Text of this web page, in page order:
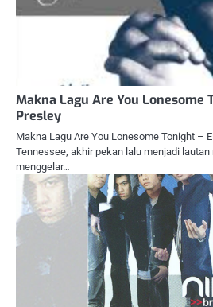
Makna Lagu Are You Lonesome
Presley
Makna Lagu Are You Lonesome Tonight –
Tennessee, akhir pekan lalu menjadi
menggelar…